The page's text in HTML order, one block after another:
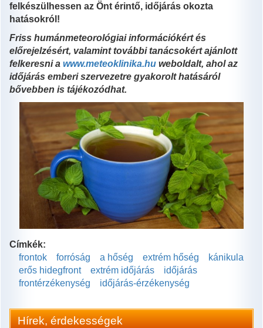
felkészülhessen az Önt érintő, időjárás okozta
hatásokról!
Friss humánmeteorológiai információkért és
előrejelzésért, valamint további tanácsokért ajánlott
felkeresni a www.meteoklinika.hu weboldalt, ahol az
időjárás emberi szervezetre gyakorolt hatásáról
bővebben is tájékozódhat.
Címkék:
frontok
forróság a hőség extrém hőség
kánikula
erős hidegfront
extrém időjárás
időjárás
frontérzékenység
időjárás-érzékenység
Hírek, érdekességek